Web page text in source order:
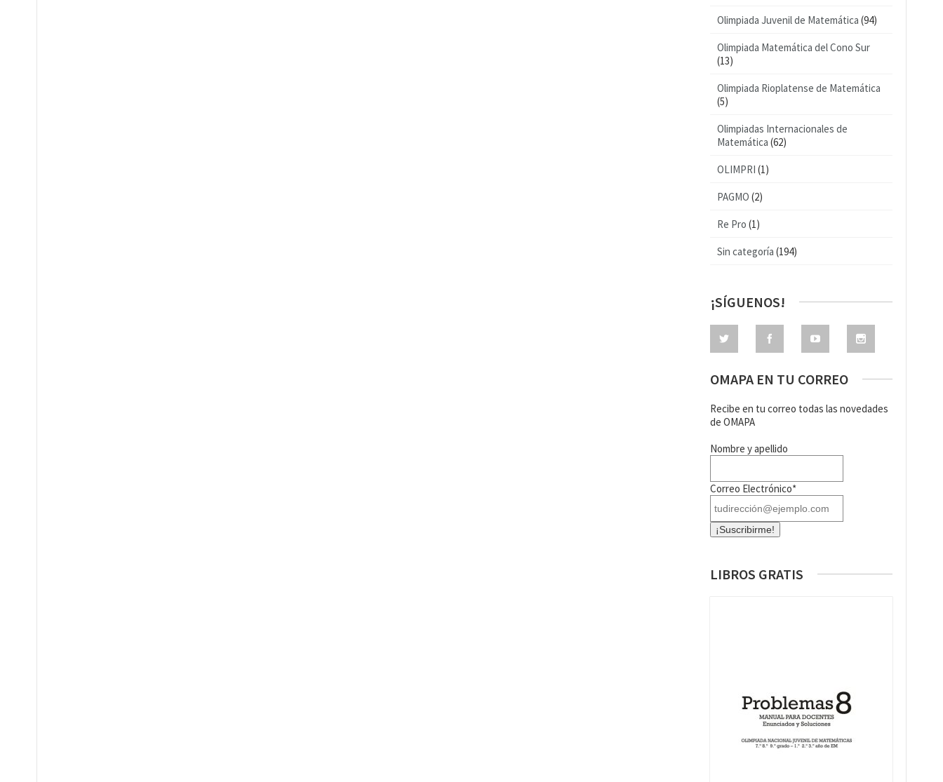
Olimpiada Juvenil de Matemática (94)
Olimpiada Matemática del Cono Sur
(13)
Olimpiada Rioplatense de Matemática
(5)
Olimpiadas Internacionales de
Matemática (62)
OLIMPRI (1)
PAGMO (2)
Re Pro (1)
Sin categoría (194)
¡SÍGUENOS!
OMAPA EN TU CORREO
Recibe en tu correo todas las novedades
de OMAPA
Nombre y apellido
Correo Electrónico*
LIBROS GRATIS